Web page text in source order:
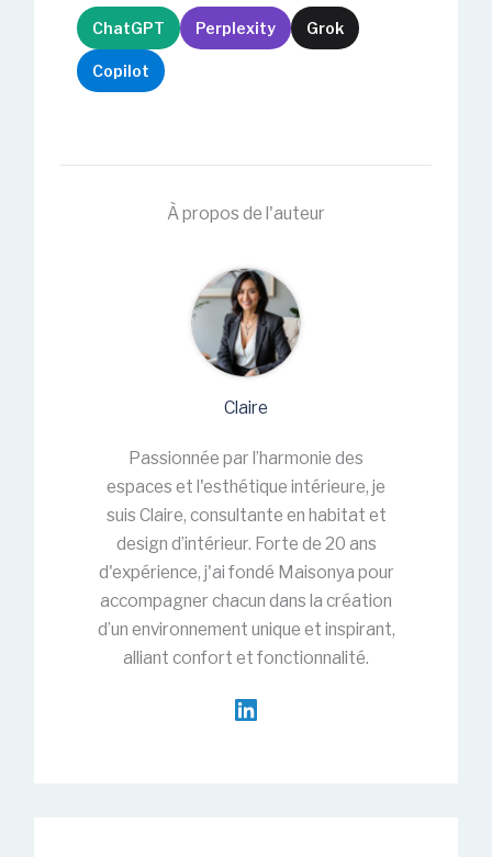
ChatGPT Perplexity Grok
Copilot
À propos de l'auteur
Claire
Passionnée par l’harmonie des
espaces et l'esthétique intérieure, je
suis Claire, consultante en habitat et
design d’intérieur. Forte de 20 ans
d'expérience, j'ai fondé Maisonya pour
accompagner chacun dans la création
d’un environnement unique et inspirant,
alliant confort et fonctionnalité.